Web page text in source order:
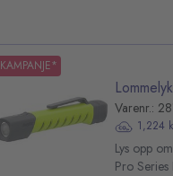
KAMPANJE*
Varenr.:
1,224
Lys opp
Pro